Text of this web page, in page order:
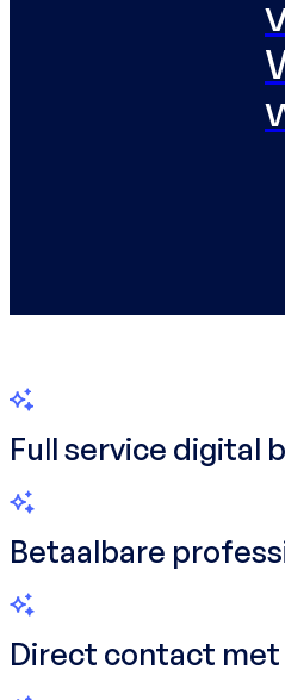
Full service digital
Betaalbare
Direct contact